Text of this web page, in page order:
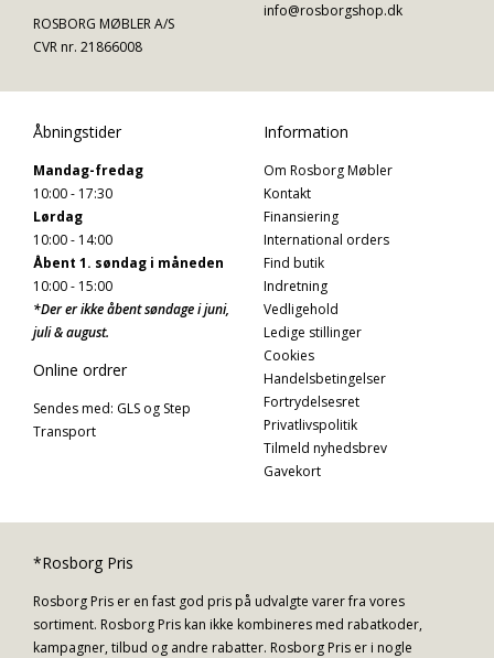
ROSBORG MØBLER A/S
CVR nr. 21866008
info@rosborgshop.dk
Åbningstider
Mandag-fredag
10:00 - 17:30
Lørdag
10:00 - 14:00
Åbent 1. søndag i måneden
10:00 - 15:00
*Der er ikke åbent søndage i juni,
juli & august.
Online ordrer
Sendes med: GLS og Step
Transport
Information
Om Rosborg Møbler
Kontakt
Finansiering
International orders
Find butik
Indretning
Vedligehold
Ledige stillinger
Cookies
Handelsbetingelser
Fortrydelsesret
Privatlivspolitik
Tilmeld nyhedsbrev
Gavekort
*Rosborg Pris
Rosborg Pris er en fast god pris på udvalgte varer fra vores
sortiment. Rosborg Pris kan ikke kombineres med rabatkoder,
kampagner, tilbud og andre rabatter. Rosborg Pris er i nogle